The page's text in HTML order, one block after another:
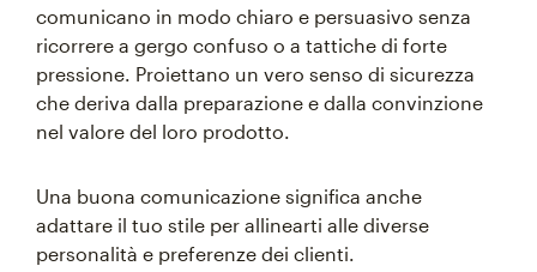
comunicano in modo chiaro e persuasivo senza
ricorrere a gergo confuso o a tattiche di forte
pressione. Proiettano un vero senso di sicurezza
che deriva dalla preparazione e dalla convinzione
nel valore del loro prodotto.
Una buona comunicazione significa anche
adattare il tuo stile per allinearti alle diverse
personalità e preferenze dei clienti.